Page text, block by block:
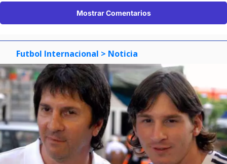
Mostrar Comentarios
Futbol Internacional > Noticia